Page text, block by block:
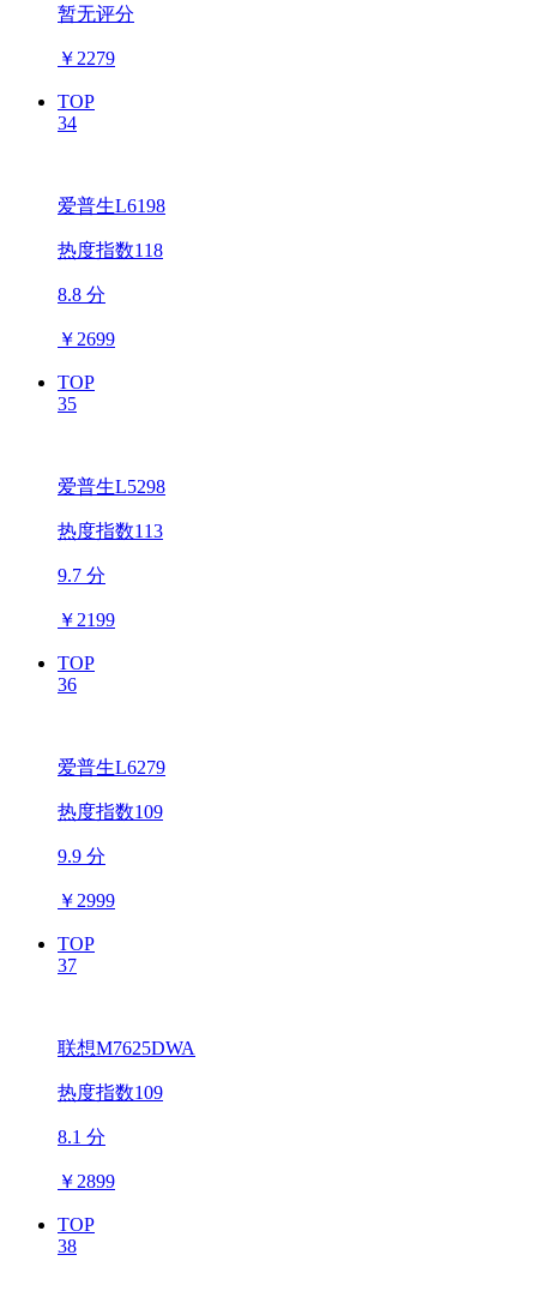
暂无评分
￥ 2279
TOP
34
爱普生L6198
热度指数118
8.8 分
￥ 2699
TOP
35
爱普生L5298
热度指数113
9.7 分
￥ 2199
TOP
36
爱普生L6279
热度指数109
9.9 分
￥ 2999
TOP
37
联想M7625DWA
热度指数109
8.1 分
￥ 2899
TOP
38